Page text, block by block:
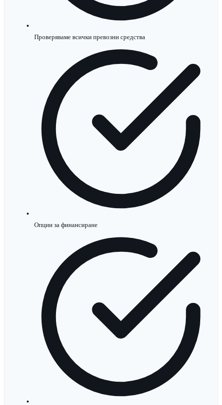
Проверяваме всички превозни средства
Опции за финансиране